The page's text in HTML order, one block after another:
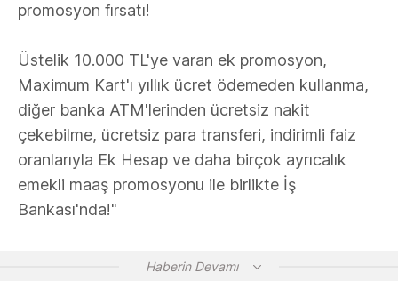
promosyon fırsatı!
Üstelik 10.000 TL'ye varan ek promosyon,
Maximum Kart'ı yıllık ücret ödemeden kullanma,
diğer banka ATM'lerinden ücretsiz nakit
çekebilme, ücretsiz para transferi, indirimli faiz
oranlarıyla Ek Hesap ve daha birçok ayrıcalık
emekli maaş promosyonu ile birlikte İş
Bankası'nda!"
Haberin Devamı